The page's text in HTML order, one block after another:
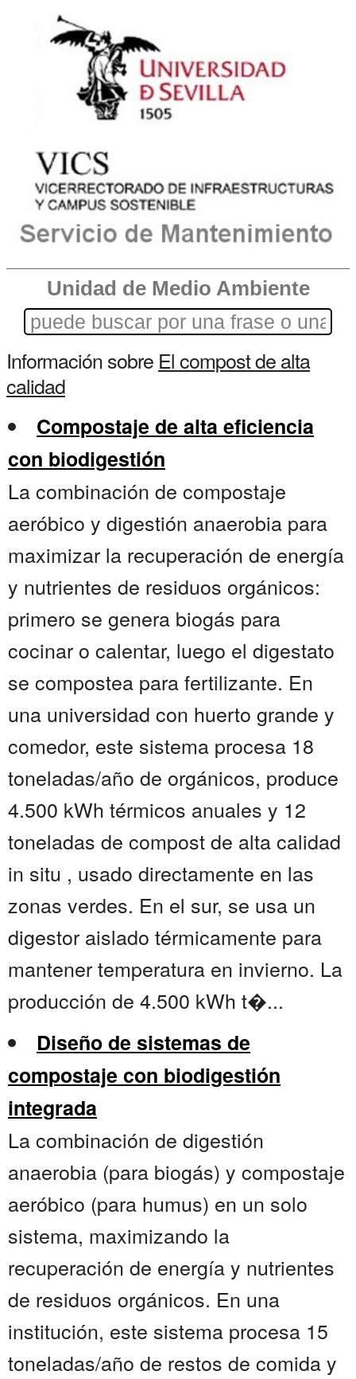
Unidad de Medio Ambiente
Información sobre El compost de alta
calidad
Compostaje de alta eficiencia
con biodigestión
La combinación de compostaje
aeróbico y digestión anaerobia para
maximizar la recuperación de energía
y nutrientes de residuos orgánicos:
primero se genera biogás para
cocinar o calentar, luego el digestato
se compostea para fertilizante. En
una universidad con huerto grande y
comedor, este sistema procesa 18
toneladas/año de orgánicos, produce
4.500 kWh térmicos anuales y 12
toneladas de compost de alta calidad
in situ , usado directamente en las
zonas verdes. En el sur, se usa un
digestor aislado térmicamente para
mantener temperatura en invierno. La
producción de 4.500 kWh t�...
Diseño de sistemas de
compostaje con biodigestión
integrada
La combinación de digestión
anaerobia (para biogás) y compostaje
aeróbico (para humus) en un solo
sistema, maximizando la
recuperación de energía y nutrientes
de residuos orgánicos. En una
institución, este sistema procesa 15
toneladas/año de restos de comida y